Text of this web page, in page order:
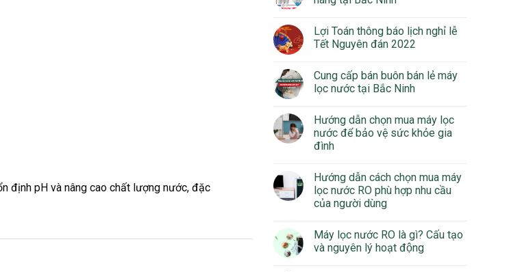
định pH và nâng cao chất lượng nước, đặc
Lợi Toán thông báo lịch nghỉ lễ
Tết Nguyên đán 2022
Cung cấp bán buôn bán lẻ máy
lọc nước tại Bắc Ninh
Hướng dẫn chọn mua máy lọc
nước để bảo vệ sức khỏe gia
đình
Hướng dẫn cách chọn mua máy
lọc nước RO phù hợp nhu cầu
của người dùng
Máy lọc nước RO là gì? Cấu tạo
và nguyên lý hoạt động